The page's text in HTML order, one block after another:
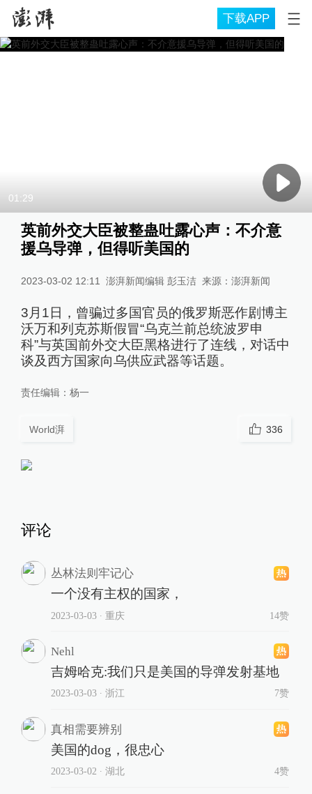
下载APP
01:29
英前外交大臣被整蛊吐露心声：不介意
援乌导弹，但得听美国的
2023-03-02 12:11 澎湃新闻编辑 彭玉洁 来源： 澎湃新闻
3月1日，曾骗过多国官员的俄罗斯恶作剧博主
沃万和列克苏斯假冒“乌克兰前总统波罗申
科”与英国前外交大臣黑格进行了连线，对话中
谈及西方国家向乌供应武器等话题。
责任编辑： 杨一
World湃 336
评论
丛林法则牢记心
一个没有主权的国家，
2023-03-03∙ 重庆 14赞
Nehl
吉姆哈克:我们只是美国的导弹发射基地
2023-03-03∙ 浙江 7赞
真相需要辨别
美国的dog，很忠心
2023-03-02 ∙ 湖北 4赞